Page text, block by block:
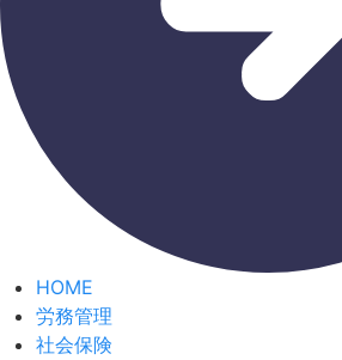
HOME
労務管理
社会保険